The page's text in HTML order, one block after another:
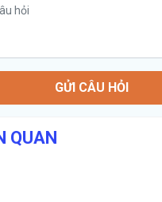
GỬI CÂU HỎI
QUAN